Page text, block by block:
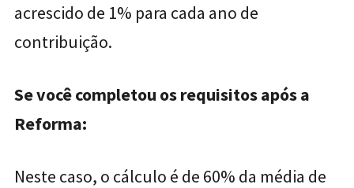
acrescido de 1% para cada ano de
contribuição.
Se você completou os requisitos após a
Reforma:
Neste caso, o cálculo é de 60% da média de